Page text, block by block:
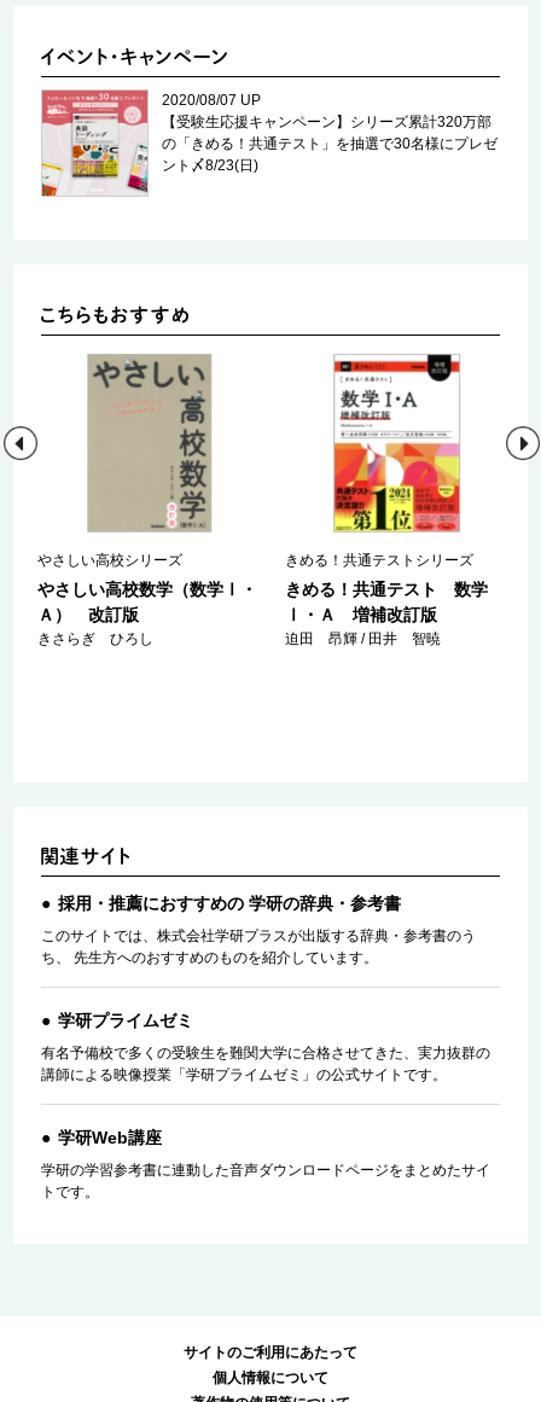
2020/08/07 UP
【受験生応援キャンペーン】シリーズ累計320万部
の「きめる！共通テスト」を抽選で30名様にプレゼ
ント〆8/23(日)
やさしい高校シリーズ
やさしい高校数学（数学Ⅰ・
Ａ） 改訂版
きさらぎ ひろし
きめる！共通テストシリーズ
きめる！共通テスト 数学
Ⅰ・Ａ 増補改訂版
迫田 昂輝 / 田井 智暁
採用・推薦におすすめの 学研の辞典・参考書
このサイトでは、株式会社学研プラスが出版する辞典・参考書のう
ち、 先生方へのおすすめのものを紹介しています。
学研プライムゼミ
有名予備校で多くの受験生を難関大学に合格させてきた、実力抜群の
講師による映像授業「学研プライムゼミ」の公式サイトです。
学研Web講座
学研の学習参考書に連動した音声ダウンロードページをまとめたサイ
トです。
サイトのご利用にあたって
個人情報について